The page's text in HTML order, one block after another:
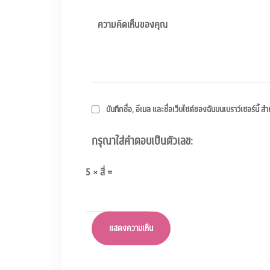
บันทึกชื่อ, อีเมล และชื่อเว็บไซต์ของฉันบนเบราว์เซอร์นี้
กรุณาใส่คำตอบเป็นตัวเลข:
5 × สี่ =